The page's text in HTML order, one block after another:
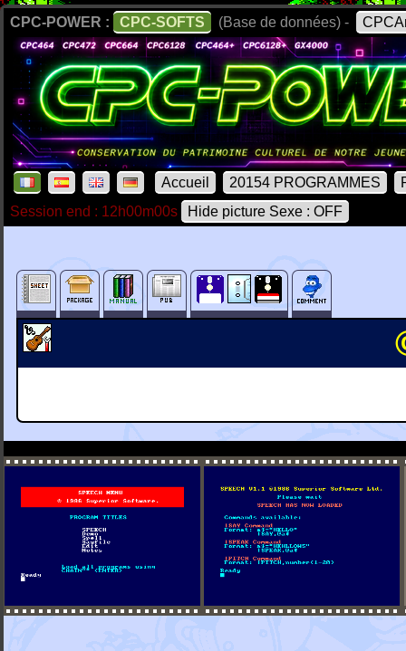
CPC-POWER : CPC-SOFTS (Base de données) -
Accueil 20154 PROGRAMMES
Session end : 12h00m00s
Hide picture Sexe : OFF